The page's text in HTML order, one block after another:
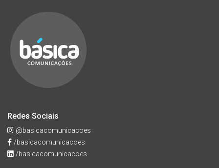
Redes Sociais
@basicacomunicacoes
/basicacomunicacoes
/basicacomunicacoes